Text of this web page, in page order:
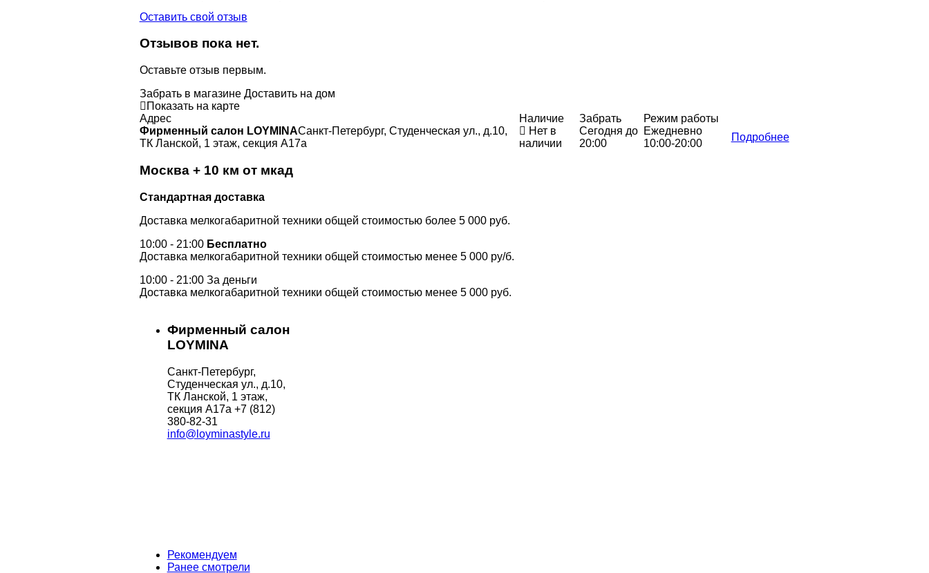
Оставить свой отзыв
Отзывов пока нет.
Оставьте отзыв первым.
Забрать в магазине Доставить на дом
Показать на карте
Адрес
Наличие Забрать
Режим работы
Фирменный салон LOYMINAСанкт-Петербург, Студенческая ул., д.10,
ТК Ланской, 1 этаж, секция А17а
Нет в
наличии
Сегодня до
20:00
Ежедневно
10:00-20:00
Подробнее
Москва + 10 км от мкад
Стандартная доставка
Доставка мелкогабаритной техники общей стоимостью более 5 000 руб.
10:00 - 21:00 Бесплатно
Доставка мелкогабаритной техники общей стоимостью менее 5 000 ру/б.
10:00 - 21:00 За деньги
Доставка мелкогабаритной техники общей стоимостью менее 5 000 руб.
Фирменный салон
LOYMINA
Санкт-Петербург,
Студенческая ул., д.10,
ТК Ланской, 1 этаж,
секция А17а +7 (812)
380-82-31
info@loyminastyle.ru
Рекомендуем
Ранее смотрели